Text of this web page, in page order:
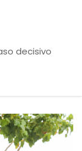
decisivo